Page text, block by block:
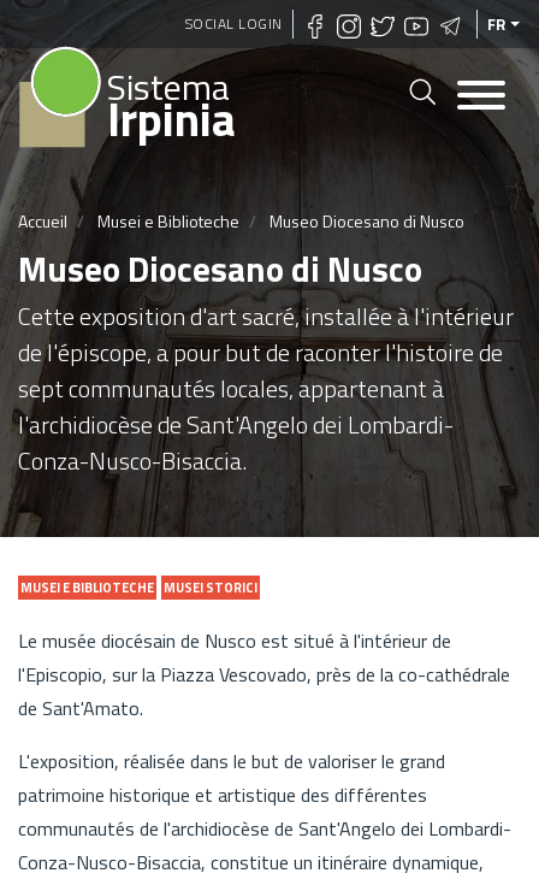
Aller
au
principal
SOCIAL LOGIN FR
Sistema
Irpinia
Accueil Musei e Biblioteche Museo Diocesano di Nusco
Museo Diocesano di Nusco
Cette exposition d'art sacré, installée à l'intérieur
de l'épiscope, a pour but de raconter l'histoire de
sept communautés locales, appartenant à
l'archidiocèse de Sant'Angelo dei Lombardi-
Conza-Nusco-Bisaccia.
MUSEI E BIBLIOTECHE MUSEI STORICI
Le musée diocésain de Nusco est situé à l'intérieur de
l'Episcopio, sur la Piazza Vescovado, près de la co-cathédrale
de Sant'Amato.
L'exposition, réalisée dans le but de valoriser le grand
patrimoine historique et artistique des différentes
communautés de l'archidiocèse de Sant'Angelo dei Lombardi-
Conza-Nusco-Bisaccia, constitue un itinéraire dynamique,